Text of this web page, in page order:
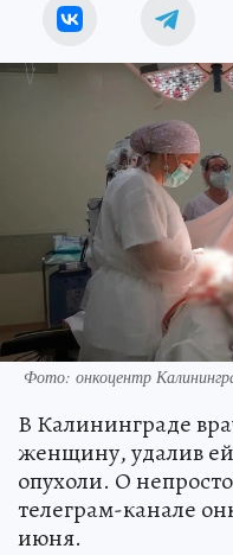
Фото: онкоцентр
В Калининграде
женщину, удалив
опухоли. О
телеграм-канале
июня.